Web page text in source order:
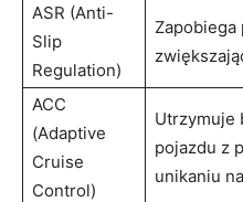
ASR (Anti-
Slip
Regulation)
Zapobiega
ACC
(Adaptive⁤
Cruise
Control)
Utrzymuje
⁣pojazdu z
unikaniu